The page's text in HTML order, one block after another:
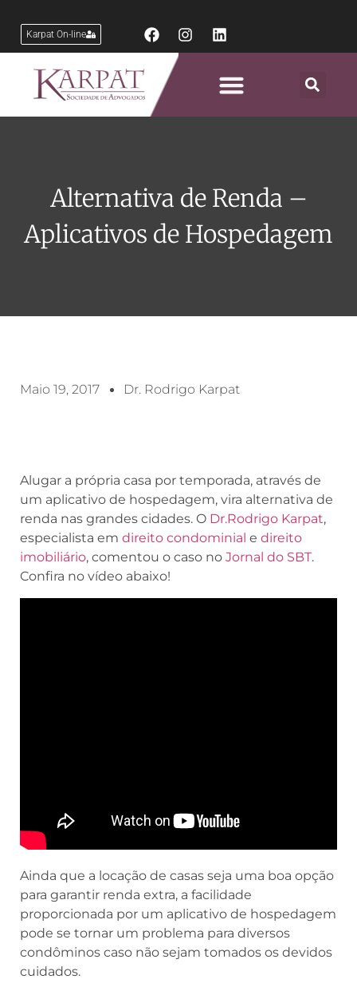
Karpat On-line
Alternativa de Renda –
Aplicativos de Hospedagem
Maio 19, 2017 Dr. Rodrigo Karpat
Alugar a própria casa por temporada, através de
um aplicativo de hospedagem, vira alternativa de
renda nas grandes cidades. O Dr.Rodrigo Karpat,
especialista em direito condominial e direito
imobiliário, comentou o caso no Jornal do SBT.
Confira no vídeo abaixo!
Ainda que a locação de casas seja uma boa opção
para garantir renda extra, a facilidade
proporcionada por um aplicativo de hospedagem
pode se tornar um problema para diversos
condôminos caso não sejam tomados os devidos
cuidados.